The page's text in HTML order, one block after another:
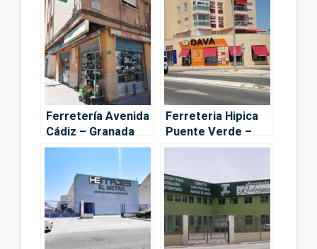
Ferretería Avenida
Cádiz – Granada
Ferreteria Hipica
Puente Verde –
Huétor Vega